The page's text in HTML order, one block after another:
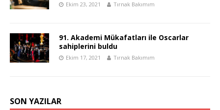
Ekim 23, 2021 Tırnak Bakımım
91. Akademi Mükafatları ile Oscarlar
sahiplerini buldu
Ekim 17, 2021 Tırnak Bakımım
SON YAZILAR